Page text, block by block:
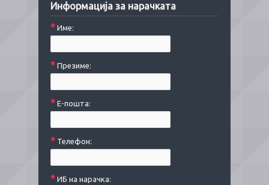
Информација за нарачката
* Име:
* Презиме:
* Е-пошта:
* Телефон:
* ИБ на нарачка: